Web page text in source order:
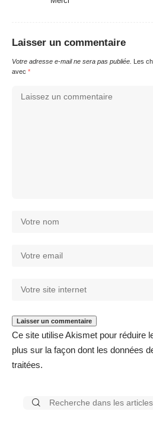
Laisser un commentaire
Votre adresse e-mail ne sera pas publiée. Les
avec *
Ce site utilise Akismet pour réduire
plus sur la façon dont les données
traitées.